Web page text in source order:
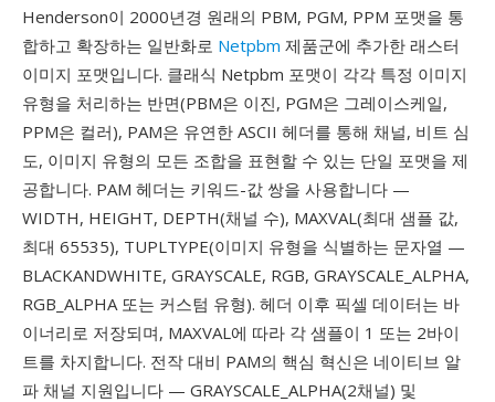
Henderson이 2000년경 원래의 PBM, PGM, PPM 포맷을 통
합하고 확장하는 일반화로 Netpbm 제품군에 추가한 래스터
이미지 포맷입니다. 클래식 Netpbm 포맷이 각각 특정 이미지
유형을 처리하는 반면(PBM은 이진, PGM은 그레이스케일,
PPM은 컬러), PAM은 유연한 ASCII 헤더를 통해 채널, 비트 심
도, 이미지 유형의 모든 조합을 표현할 수 있는 단일 포맷을 제
공합니다. PAM 헤더는 키워드-값 쌍을 사용합니다 —
WIDTH, HEIGHT, DEPTH(채널 수), MAXVAL(최대 샘플 값,
최대 65535), TUPLTYPE(이미지 유형을 식별하는 문자열 —
BLACKANDWHITE, GRAYSCALE, RGB, GRAYSCALE_ALPHA,
RGB_ALPHA 또는 커스텀 유형). 헤더 이후 픽셀 데이터는 바
이너리로 저장되며, MAXVAL에 따라 각 샘플이 1 또는 2바이
트를 차지합니다. 전작 대비 PAM의 핵심 혁신은 네이티브 알
파 채널 지원입니다 — GRAYSCALE_ALPHA(2채널) 및